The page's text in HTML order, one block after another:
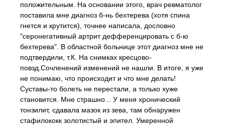
положительным. На основании этого, врач ревматолог
поставила мне диагноз б-нь бехтерева (хотя спина
гнется и крутится), точнее написала, дословно
"серонегативный артрит дефференцировать с б-ю
бехтерева". В областной больнице этот диагноз мне не
подтвердили, т.К. На снимках кресцово-
повзд.Сочленений изменений не нашли. В итоге, я уже
не понимаю, что происходит и что мне делать!
Суставы-то болеть не перестали, а только хуже
становится. Мне страшно... У меня хронический
тонзилит, сдавала мазок из зева, там обнаружен
стафилококк золотистый и эпител. Умеренной